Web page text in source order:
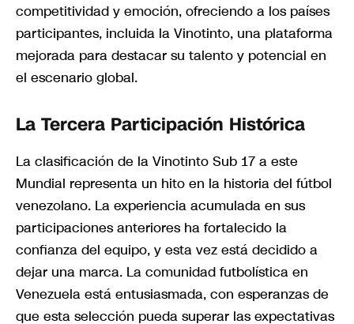
competitividad y emoción, ofreciendo a los países
participantes, incluida la Vinotinto, una plataforma
mejorada para destacar su talento y potencial en
el escenario global.
La Tercera Participación Histórica
La clasificación de la Vinotinto Sub 17 a este
Mundial representa un hito en la historia del fútbol
venezolano. La experiencia acumulada en sus
participaciones anteriores ha fortalecido la
confianza del equipo, y esta vez está decidido a
dejar una marca. La comunidad futbolística en
Venezuela está entusiasmada, con esperanzas de
que esta selección pueda superar las expectativas